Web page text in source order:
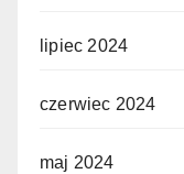
lipiec 2024
czerwiec 2024
maj 2024